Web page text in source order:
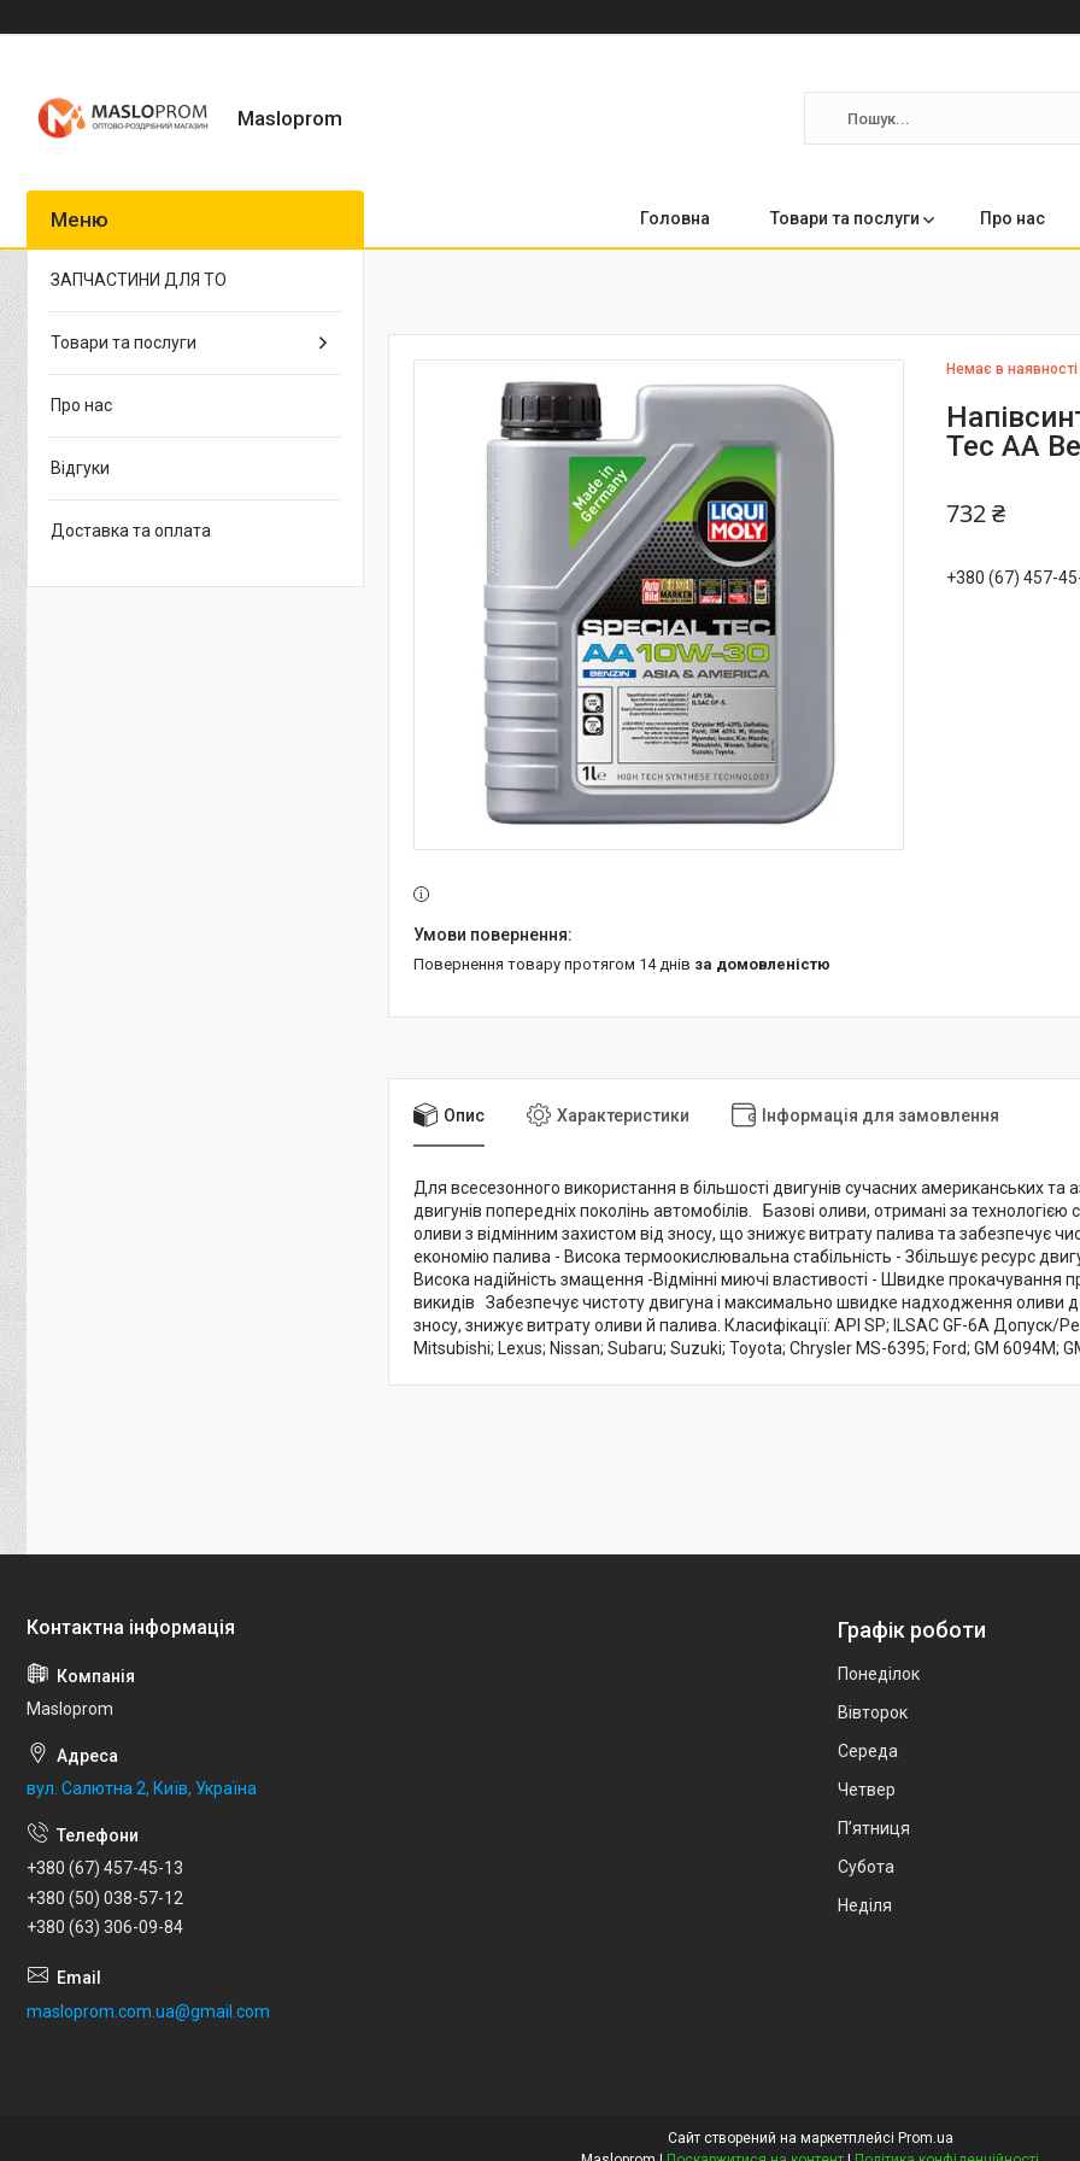
Masloprom
Головна Товари та послуги Про нас
Немає в наявності
Tec AA
732 ₴
+380 (67) 457-
повернення товару протягом 14 днів за домовленістю
Опис Характеристики Інформація для замовлення
Для всесезонного використання в більшості двигунів сучасних американських та
двигунів попередніх поколінь автомобілів. Базові оливи, отримані за
оливи з відмінним захистом від зносу, що знижує витрату палива та забезпечує
економію палива - Висока термоокислювальна стабільність - Збільшує ресурс
Висока надійність змащення -Відмінні миючі властивості - Швидке прокачування
викидів Забезпечує чистоту двигуна і максимально швидке надходження оливи
зносу, знижує витрату оливи й палива. Класифікації: API SP; ILSAC GF-6A Допуск/
Mitsubishi; Lexus; Nissan; Subaru; Suzuki; Toyota; Chrysler MS-6395; Ford; GM 6094M;
ЗАПЧАСТИНИ ДЛЯ ТО
Товари та послуги
Про нас
Відгуки
Доставка та оплата
Masloprom
вул. Салютна 2, Київ, Україна
+380 (67) 457-45-13
+380 (50) 038-57-12
+380 (63) 306-09-84
masloprom.com.ua@gmail.com
Графік роботи
Понеділок
Вівторок
Середа
Четвер
Пʼятниця
Субота
Неділя
Сайт створений на маркетплейсі Prom.ua